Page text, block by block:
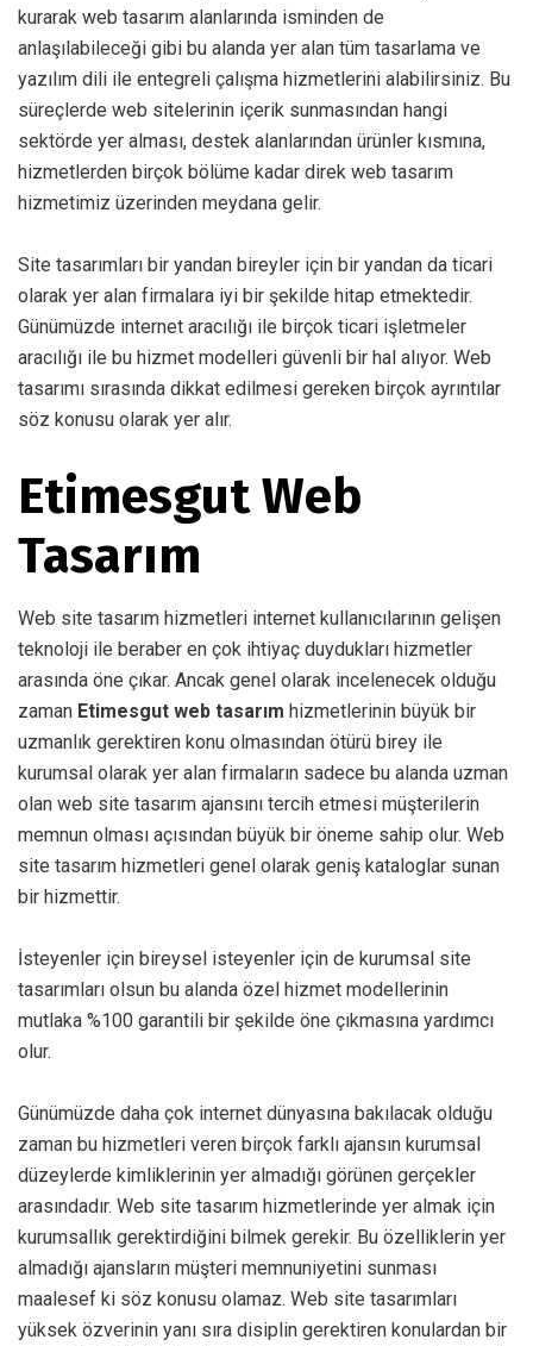
kurarak web tasarım alanlarında isminden de
anlaşılabileceği gibi bu alanda yer alan tüm tasarlama ve
yazılım dili ile entegreli çalışma hizmetlerini alabilirsiniz. Bu
süreçlerde web sitelerinin içerik sunmasından hangi
sektörde yer alması, destek alanlarından ürünler kısmına,
hizmetlerden birçok bölüme kadar direk web tasarım
hizmetimiz üzerinden meydana gelir.
Site tasarımları bir yandan bireyler için bir yandan da ticari
olarak yer alan firmalara iyi bir şekilde hitap etmektedir.
Günümüzde internet aracılığı ile birçok ticari işletmeler
aracılığı ile bu hizmet modelleri güvenli bir hal alıyor. Web
tasarımı sırasında dikkat edilmesi gereken birçok ayrıntılar
söz konusu olarak yer alır.
Etimesgut Web
Tasarım
Web site tasarım hizmetleri internet kullanıcılarının gelişen
teknoloji ile beraber en çok ihtiyaç duydukları hizmetler
arasında öne çıkar. Ancak genel olarak incelenecek olduğu
zaman Etimesgut web tasarım hizmetlerinin büyük bir
uzmanlık gerektiren konu olmasından ötürü birey ile
kurumsal olarak yer alan firmaların sadece bu alanda uzman
olan web site tasarım ajansını tercih etmesi müşterilerin
memnun olması açısından büyük bir öneme sahip olur. Web
site tasarım hizmetleri genel olarak geniş kataloglar sunan
bir hizmettir.
İsteyenler için bireysel isteyenler için de kurumsal site
tasarımları olsun bu alanda özel hizmet modellerinin
mutlaka %100 garantili bir şekilde öne çıkmasına yardımcı
olur.
Günümüzde daha çok internet dünyasına bakılacak olduğu
zaman bu hizmetleri veren birçok farklı ajansın kurumsal
düzeylerde kimliklerinin yer almadığı görünen gerçekler
arasındadır. Web site tasarım hizmetlerinde yer almak için
kurumsallık gerektirdiğini bilmek gerekir. Bu özelliklerin yer
almadığı ajansların müşteri memnuniyetini sunması
maalesef ki söz konusu olamaz. Web site tasarımları
yüksek özverinin yanı sıra disiplin gerektiren konulardan bir